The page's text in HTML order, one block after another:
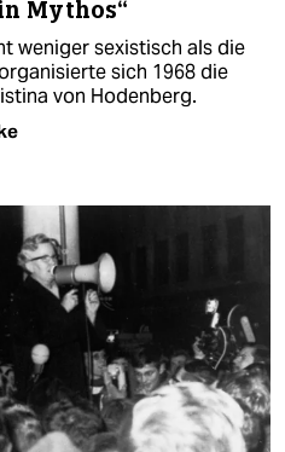
Mythos“
weniger sexistisch als die
sich 1968 die
von Hodenberg.